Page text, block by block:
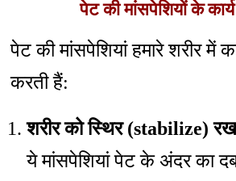
पेट की मांसपेशियों के
पेट की मांसपेशियां हमारे शरीर में
करती हैं:
शरीर को स्थिर (stabilize)
ये मांसपेशियां पेट के अंदर का